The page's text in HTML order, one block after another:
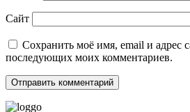
Сайт
Сохранить моё имя, email и адрес
последующих моих комментариев.